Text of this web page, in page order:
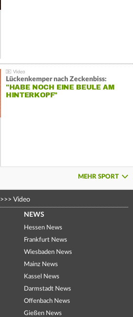
Lückenkemper nach Zeckenbiss:
"HABE NOCH EINE BEULE AM
HINTERKOPF"
MEHR SPORT
>>> Video
NEWS
Hessen News
Frankfurt News
Wiesbaden News
Mainz News
Kassel News
Darmstadt News
Offenbach News
Gießen News